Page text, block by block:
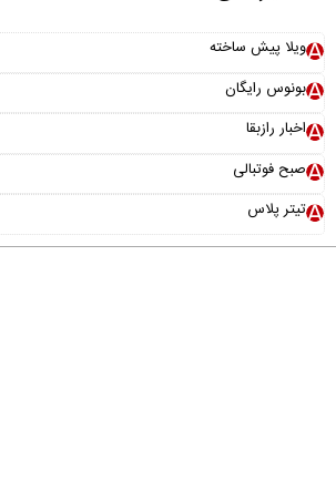
ویلا پیش ساخته
بونوس رایگان
اخبار رازبقا
صبح فوتبالی
تیتر پلاس